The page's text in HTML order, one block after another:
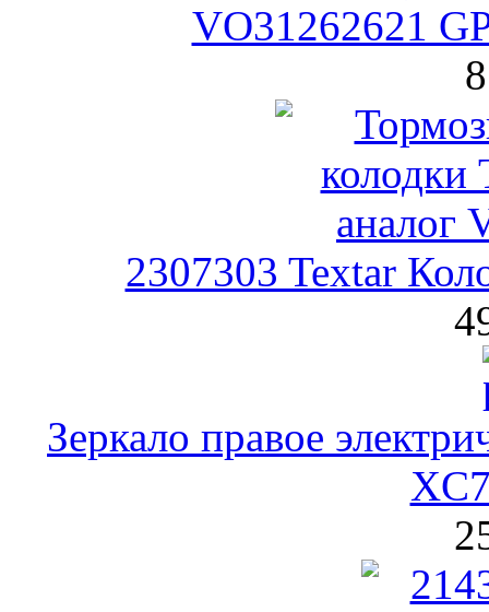
VO31262621
2307303 Textar
Зеркало правое